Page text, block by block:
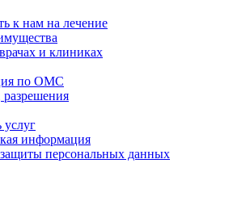
к нам на лечение
и клиниках
по ОМС
услуг
информация
персональных данных